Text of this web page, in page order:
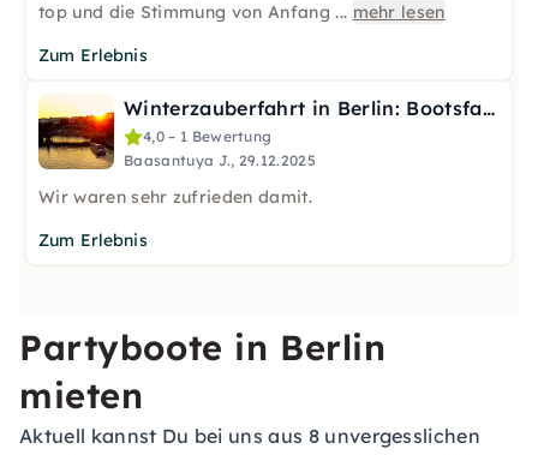
top und die Stimmung von Anfang ... mehr lesen
Zum Erlebnis
Winterzauberfahrt in Berlin: Bootsfahrt mit Glühwein
4,0 – 1 Bewertung
Baasantuya J., 29.12.2025
Wir waren sehr zufrieden damit.
Zum Erlebnis
Partyboote in Berlin
mieten
Aktuell kannst Du bei uns aus 8 unvergesslichen